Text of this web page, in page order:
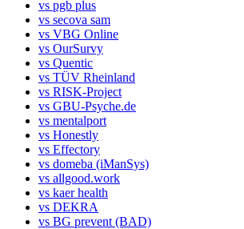
vs pgb plus
vs secova sam
vs VBG Online
vs OurSurvy
vs Quentic
vs TÜV Rheinland
vs RISK-Project
vs GBU-Psyche.de
vs mentalport
vs Honestly
vs Effectory
vs domeba (iManSys)
vs allgood.work
vs kaer health
vs DEKRA
vs BG prevent (BAD)